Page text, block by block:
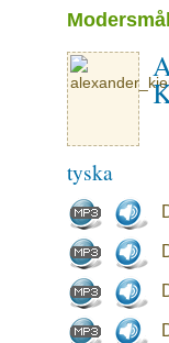
tyska